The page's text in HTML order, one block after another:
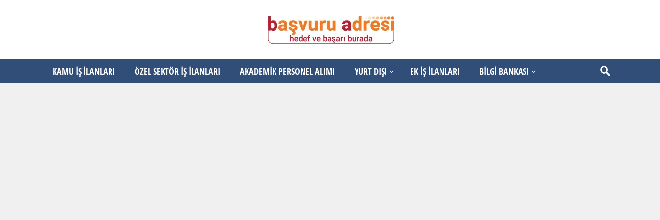
KAMU İŞ İLANLARI ÖZEL SEKTÖR İŞ İLANLARI AKADEMİK PERSONEL ALIMI YURT DIŞI EK İŞ İLANLARI BİLGİ BANKASI